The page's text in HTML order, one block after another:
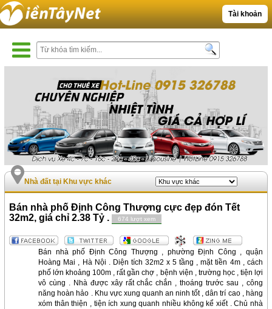
Tài khoản
Nhà đất tại Khu vực khác
Bán nhà phố Định Công Thượng cực đẹp đón Tết
32m2, giá chỉ 2.38 Tỷ .
674 lượt xem
Bán nhà phố Định Công Thượng , phường Định Công , quận
Hoàng Mai , Hà Nội . Diện tích 32m2 x 5 tầng , mặt tiền 4m , cách
phố lớn khoảng 100m , rất gần chợ , bệnh viện , trường học , tiện lợi
vô cùng . Nhà được xây rất chắc chắn , thoáng trước sau , công
năng hoàn hảo . Khu vực xung quanh an ninh tốt , dân trí cao , hàng
xóm thân thiện , tiện ích xung quanh nhiều không kể xiết . Chủ nhà